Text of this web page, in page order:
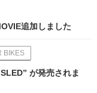
追加しました
BIKES
が発売されま